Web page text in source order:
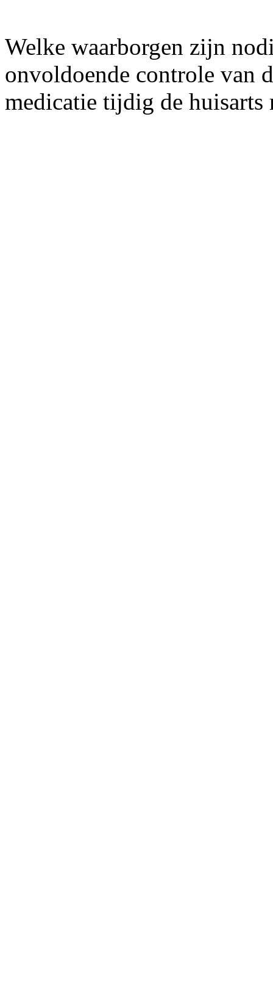
Welke waarborgen zijn
onvoldoende controle van
medicatie tijdig de huisarts